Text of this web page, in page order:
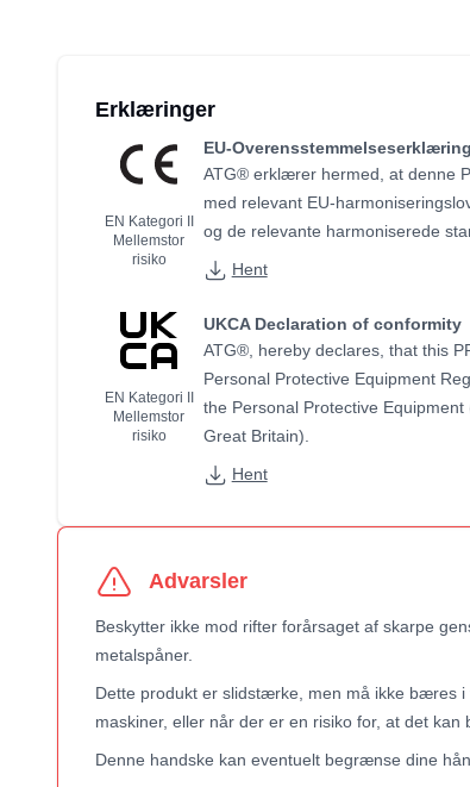
Erklæringer
EN Kategori II
Mellemstor
risiko
EU-Overensstemmelseserklæring
ATG® erklærer hermed, at denne
med relevant EU-
og de relevante harmoniserede
Hent
EN Kategori II
Mellemstor
risiko
UKCA Declaration of conformity
ATG®, hereby declares, that this
Personal Protective Equipment
the Personal Protective
Great Britain).
Hent
Advarsler
Beskytter ikke mod rifter forårsaget af skarpe
metalspåner.
Dette produkt er slidstærke, men må ikke bæres
maskiner, eller når der er en risiko for, at det kan
Denne handske kan eventuelt begrænse dine